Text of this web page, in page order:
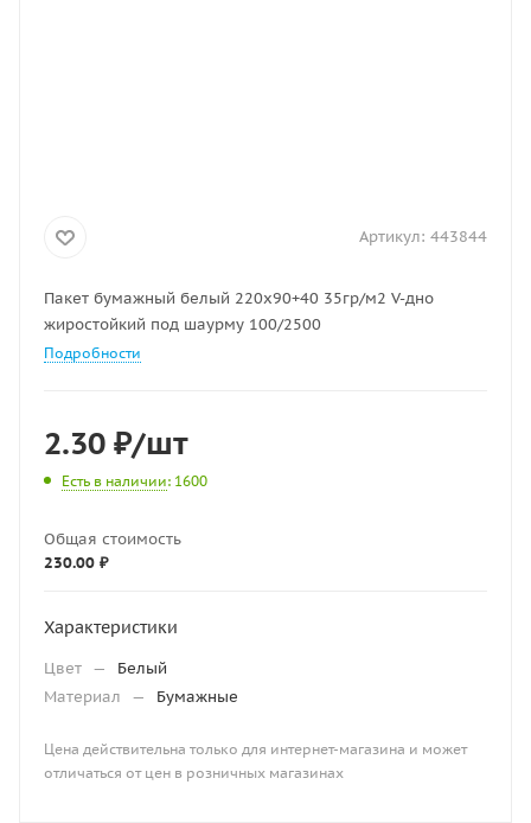
Артикул: 443844
Пакет бумажный белый 220х90+40 35гр/м2 V-дно
жиростойкий под шаурму 100/2500
Подробности
2.30 ₽/шт
Есть в наличии: 1600
Общая стоимость
230.00 ₽
Характеристики
Цвет —
Белый
Материал
— Бумажные
Цена действительна только для интернет-магазина и может
отличаться от цен в розничных магазинах